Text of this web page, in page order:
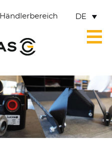
Händlerbereich DE